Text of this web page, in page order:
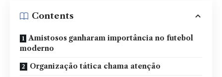
Contents
Amistosos ganharam importância no futebol
moderno
Organização tática chama atenção